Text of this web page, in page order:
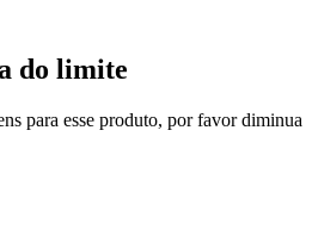
do limite
para esse produto, por favor diminua